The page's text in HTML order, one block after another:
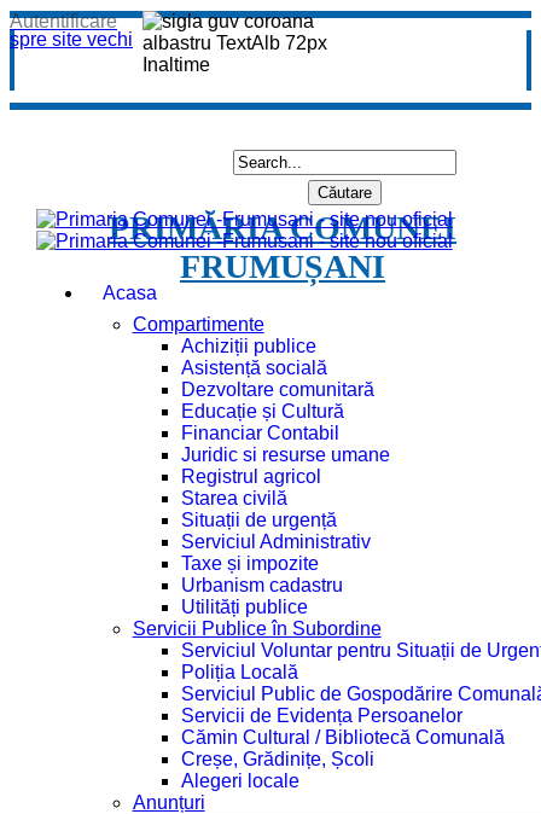
spre site vechi
Autentificare
PRIMĂRIA COMUNEI
FRUMUȘANI
Acasa
Compartimente
Achiziții publice
Asistență socială
Dezvoltare comunitară
Educație și Cultură
Financiar Contabil
Juridic si resurse umane
Registrul agricol
Starea civilă
Situații de urgență
Serviciul Administrativ
Taxe și impozite
Urbanism cadastru
Utilități publice
Servicii Publice în Subordine
Serviciul Voluntar pentru Situații de
Poliția Locală
Serviciul Public de Gospodărire
Servicii de Evidența Persoanelor
Cămin Cultural / Bibliotecă Comunală
Creșe, Grădinițe, Școli
Alegeri locale
Anunțuri